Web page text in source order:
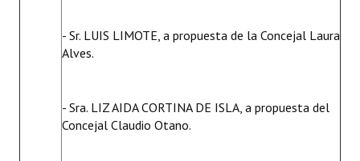
- Sr. LUIS LIMOTE, a propuesta de la Concejal Laura
Alves.
- Sra. LIZ AIDA CORTINA DE ISLA, a propuesta del
Concejal Claudio Otano.